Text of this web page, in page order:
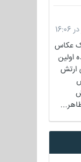
یک عکاس
اولین
ارتش